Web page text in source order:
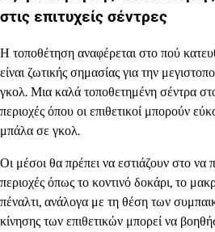
στις επιτυχείς σέντρες
Η τοποθέτηση αναφέρεται στο πού
είναι ζωτικής σημασίας για την
γκολ. Μια καλά τοποθετημένη σέντρα
περιοχές όπου οι επιθετικοί μπορούν
μπάλα σε γκολ.
Οι μέσοι θα πρέπει να εστιάζουν στο να
περιοχές όπως το κοντινό δοκάρι, το
πέναλτι, ανάλογα με τη θέση των
κίνησης των επιθετικών μπορεί να